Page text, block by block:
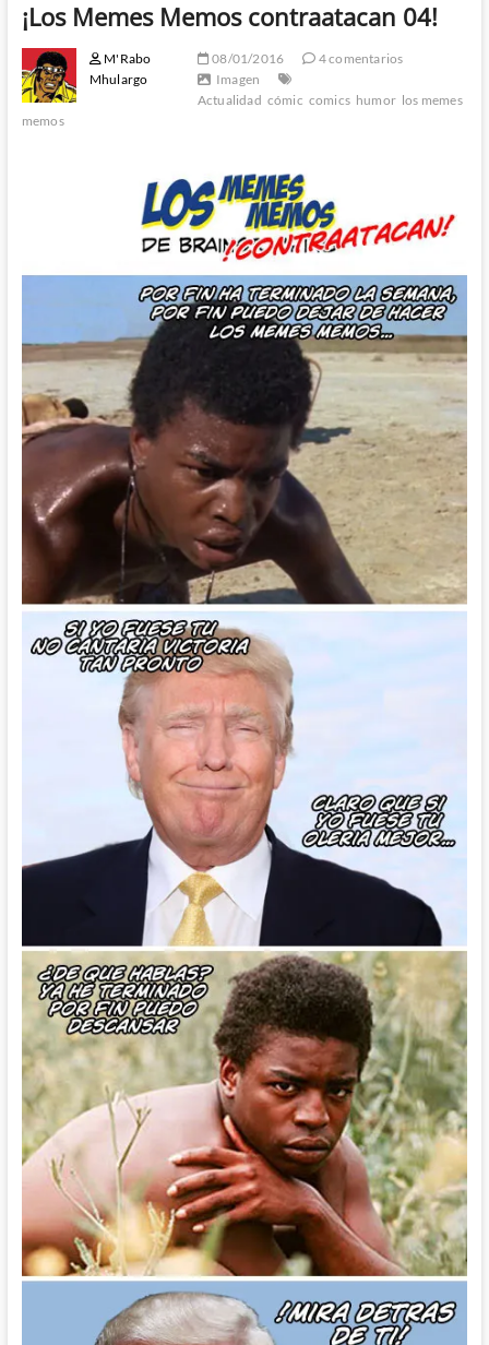
¡Los Memes Memos contraatacan 04!
M'Rabo
Mhulargo
08/01/2016
4 comentarios
Imagen
Actualidad cómic comics humor los memes
memos